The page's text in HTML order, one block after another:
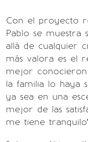
Con el proyecto
Pablo se muestra
allá de cualquier
más valora es el
mejor
la familia lo haya
ya sea en una
mejor de las
me tiene